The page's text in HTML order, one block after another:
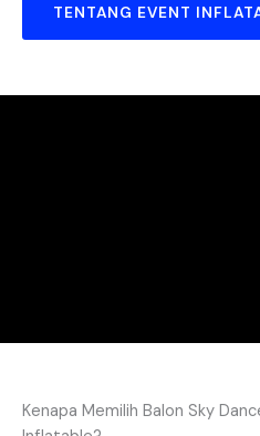
TENTANG EVENT
Kenapa Memilih Balon Sky